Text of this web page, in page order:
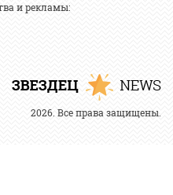
и рекламы:
2026. Все права защищены.